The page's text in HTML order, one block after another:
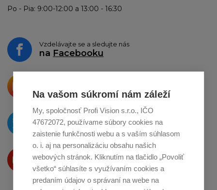
Na vašom súkromí nám záleží
My, spoločnosť Profi Vision s.r.o., IČO
47672072, používame súbory cookies na
zaistenie funkčnosti webu a s vaším súhlasom
o. i. aj na personalizáciu obsahu našich
webových stránok. Kliknutím na tlačidlo „Povoliť
všetko“ súhlasíte s využívaním cookies a
predaním údajov o správaní na webe na
Po - Pia: 9:00-12:00 a 13:00 - 16:30
Vzdelávajte se a sledujte nás
na Facebooku
o zdieľanie naInstagrame
O novinkách píšeme
naTwitteri
Produkty Vám predstavujeme
na Youtube